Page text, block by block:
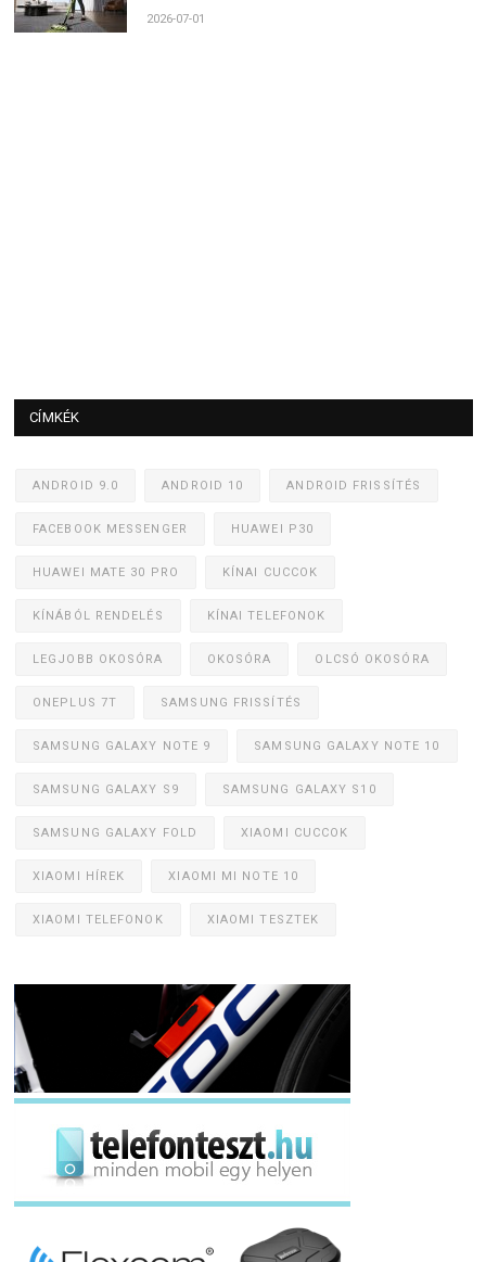
2026-07-01
CÍMKÉK
ANDROID 9.0 ANDROID 10 ANDROID FRISSÍTÉS
FACEBOOK MESSENGER HUAWEI P30
HUAWEI MATE 30 PRO KÍNAI CUCCOK
KÍNÁBÓL RENDELÉS KÍNAI TELEFONOK
LEGJOBB OKOSÓRA OKOSÓRA OLCSÓ OKOSÓRA
ONEPLUS 7T SAMSUNG FRISSÍTÉS
SAMSUNG GALAXY NOTE 9 SAMSUNG GALAXY NOTE 10
SAMSUNG GALAXY S9 SAMSUNG GALAXY S10
SAMSUNG GALAXY FOLD XIAOMI CUCCOK
XIAOMI HÍREK XIAOMI MI NOTE 10
XIAOMI TELEFONOK XIAOMI TESZTEK